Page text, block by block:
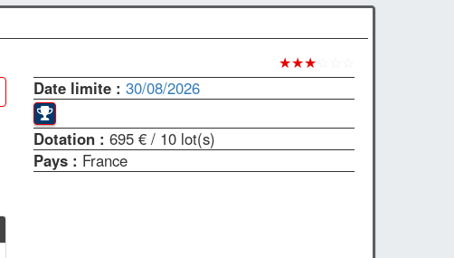
★★★
Date limite :30/08/2026
Dotation :695 € / 10 lot(s)
Pays : France